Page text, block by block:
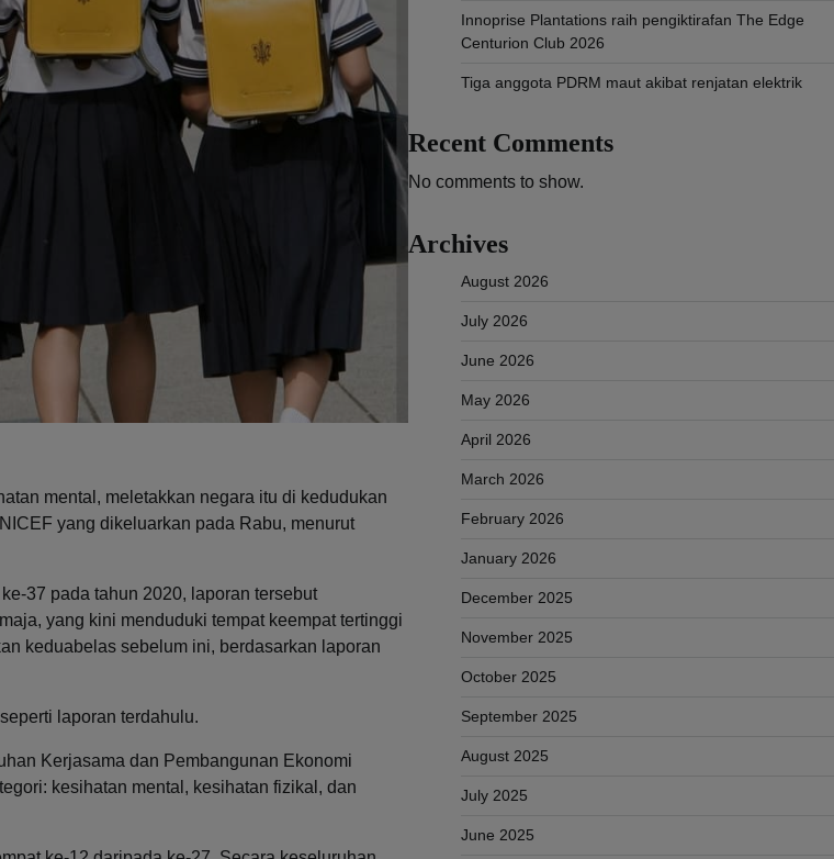
mental, meletakkan negara itu di kedudukan
yang dikeluarkan pada Rabu, menurut
37 pada tahun 2020, laporan tersebut
yang kini menduduki tempat keempat tertinggi
keduabelas sebelum ini, berdasarkan laporan
laporan terdahulu.
Kerjasama dan Pembangunan Ekonomi
kesihatan mental, kesihatan fizikal, dan
Innoprise Plantations raih pengiktirafan The Edge
Centurion Club 2026
Tiga anggota PDRM maut akibat renjatan elektrik
Recent Comments
No comments to show.
Archives
August 2026
July 2026
June 2026
May 2026
April 2026
March 2026
February 2026
January 2026
December 2025
November 2025
October 2025
September 2025
August 2025
July 2025
June 2025